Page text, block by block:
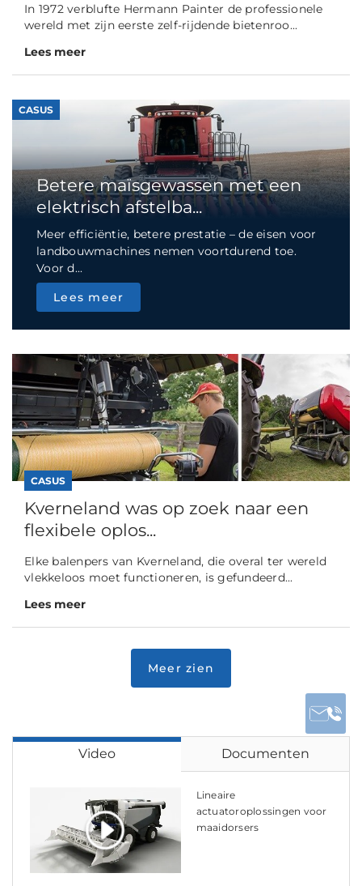
In 1972 verblufte Hermann Painter de professionele
wereld met zijn eerste zelf-rijdende bietenroo...
Lees meer
CASUS
Betere maïsgewassen met een
elektrisch afstelba...
Meer efficiëntie, betere prestatie – de eisen voor
landbouwmachines nemen voortdurend toe.
Voor d...
Lees meer
CASUS
Kverneland was op zoek naar een
flexibele oplos...
Elke balenpers van Kverneland, die overal ter wereld
vlekkeloos moet functioneren, is gefundeerd...
Lees meer
Video Documenten
Lineaire
actuatoroplossingen voor
maaidorsers